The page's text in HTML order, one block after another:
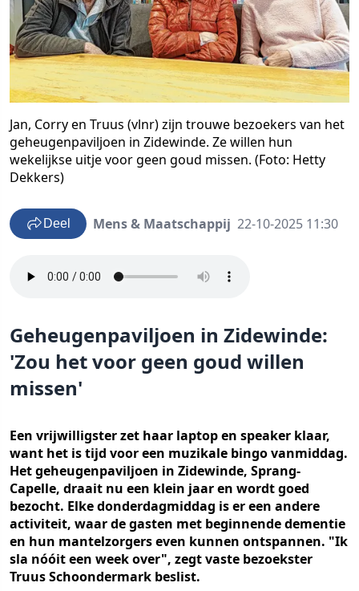
Jan, Corry en Truus (vlnr) zijn trouwe bezoekers van het
geheugenpaviljoen in Zidewinde. Ze willen hun
wekelijkse uitje voor geen goud missen. (Foto: Hetty
Dekkers)
Deel Mens & Maatschappij 22-10-2025 11:30
Geheugenpaviljoen in Zidewinde:
'Zou het voor geen goud willen
missen'
Een vrijwilligster zet haar laptop en speaker klaar,
want het is tijd voor een muzikale bingo vanmiddag.
Het geheugenpaviljoen in Zidewinde, Sprang-
Capelle, draait nu een klein jaar en wordt goed
bezocht. Elke donderdagmiddag is er een andere
activiteit, waar de gasten met beginnende dementie
en hun mantelzorgers even kunnen ontspannen. "Ik
sla nóóit een week over", zegt vaste bezoekster
Truus Schoondermark beslist.